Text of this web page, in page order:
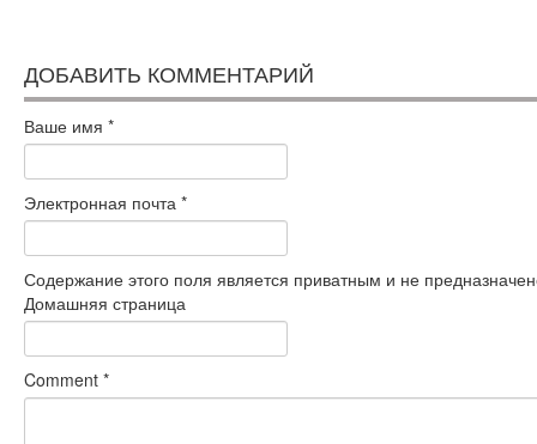
ДОБАВИТЬ КОММЕНТАРИЙ
Ваше имя *
Электронная почта *
Содержание этого поля является приватным и не
Домашняя страница
Comment *